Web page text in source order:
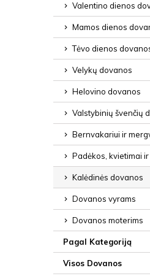
Valentino dienos
Mamos dienos
Tėvo dienos
Velykų dovanos
Helovino dovanos
Valstybinių švenčių
Bernvakariui ir
Padėkos, kvietimai
Kalėdinės dovanos
Dovanos vyrams
Dovanos moterims
Pagal Kategoriją
Visos Dovanos